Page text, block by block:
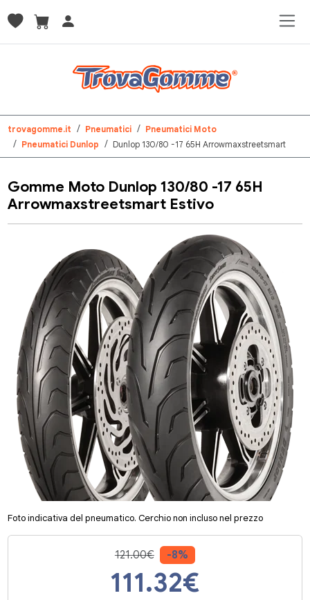
trovagomme.it Pneumatici
Pneumatici Moto
Pneumatici Dunlop
Dunlop 130/80 -17 65H Arrowmaxstreetsmart
Gomme Moto Dunlop 130/80 -17 65H
Arrowmaxstreetsmart Estivo
Foto indicativa del pneumatico. Cerchio non incluso nel prezzo
121.00€ -8%
111.32€